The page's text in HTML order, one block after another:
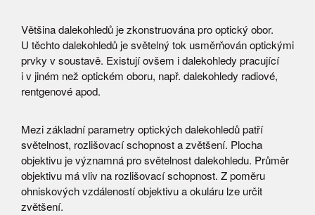
Většina dalekohledů je zkonstruována pro optický obor.
U těchto dalekohledů je světelný tok usměrňován optickými
prvky v soustavě. Existují ovšem i dalekohledy pracující
i v jiném než optickém oboru, např. dalekohledy radiové,
rentgenové apod.
Mezi základní parametry optických dalekohledů patří
světelnost, rozlišovací schopnost a zvětšení. Plocha
objektivu je významná pro světelnost dalekohledu. Průměr
objektivu má vliv na rozlišovací schopnost. Z poměru
ohniskových vzdáleností objektivu a okuláru lze určit
zvětšení.